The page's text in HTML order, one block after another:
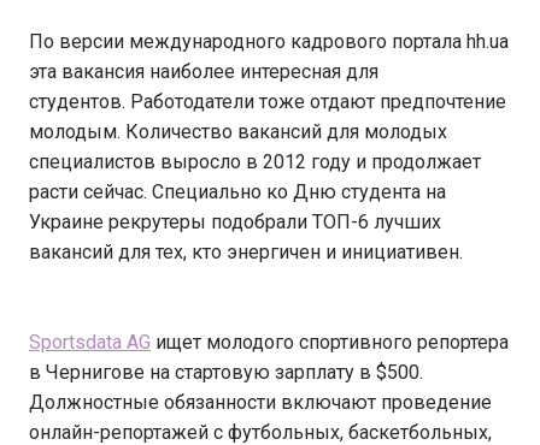
По версии международного кадрового портала hh.ua
эта вакансия наиболее интересная для
студентов. Работодатели тоже отдают предпочтение
молодым. Количество вакансий для молодых
специалистов выросло в 2012 году и продолжает
расти сейчас. Специально ко Дню студента на
Украине рекрутеры подобрали ТОП-6 лучших
вакансий для тех, кто энергичен и инициативен.
Sportsdata AG ищет молодого спортивного репортера
в Чернигове на стартовую зарплату в $500.
Должностные обязанности включают проведение
онлайн-репортажей с футбольных, баскетбольных,